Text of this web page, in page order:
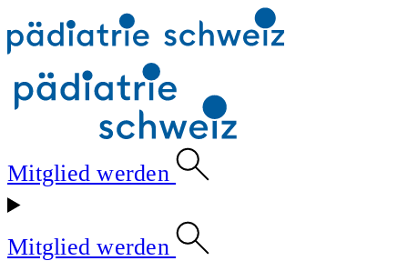
Mitglied werden
Mitglied werden